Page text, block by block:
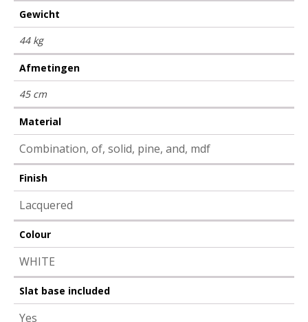
Gewicht
44 kg
Afmetingen
45 cm
Material
Combination, of, solid, pine, and, mdf
Finish
Lacquered
Colour
WHITE
Slat base included
Yes